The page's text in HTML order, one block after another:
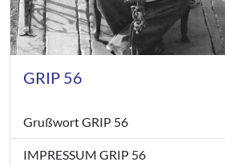
GRIP 56
Grußwort GRIP 56
IMPRESSUM GRIP 56